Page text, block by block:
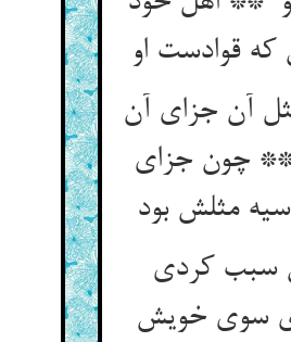
آن جزای آن
چون جزای
سیه مثلش بود
سبب کردی
سوی خویش